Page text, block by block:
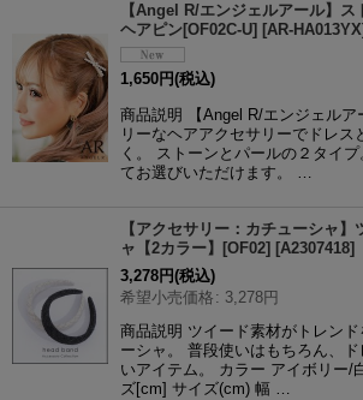
【Angel R/エンジェルアール】ス
ヘアピン[OF02C-U] [AR-HA013YX]
1,650 円(税込)
商品説明 【Angel R/エンジェルア
リーなヘアアクセサリーでドレス
く。 ストーンとパールの２タイ
てお選びいただけます。 …
【アクセサリー：カチューシャ
ャ【2カラー】[OF02] [A2307418]
3,278 円(税込)
希望小売価格 : 3,278円
商品説明 ツイード素材がトレン
ーシャ。 普段使いはもちろん、
いアイテム。 カラー アイボリー/
ズ[cm] サイズ(cm) 幅 …